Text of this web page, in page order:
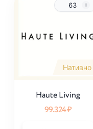
Нативно
63
Haute Living
99.324₽